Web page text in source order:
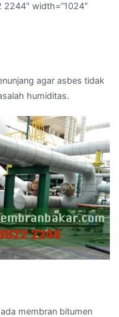
width=”1024″
agar asbes tidak
humiditas.
membran bitumen